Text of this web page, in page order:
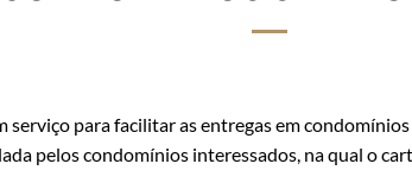
serviço para facilitar as entregas em
pelos condomínios interessados, na qual o